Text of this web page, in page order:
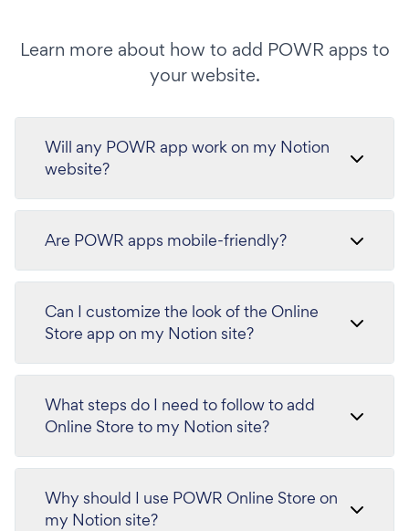
Learn more about how to add POWR apps to
your website.
Will any POWR app work on my Notion
website?
Are POWR apps mobile-friendly?
Can I customize the look of the Online
Store app on my Notion site?
What steps do I need to follow to add
Online Store to my Notion site?
Why should I use POWR Online Store on
my Notion site?